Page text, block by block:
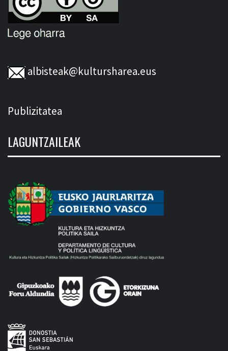
albisteak@kultursharea.eus
Publizitatea
LAGUNTZAILEAK